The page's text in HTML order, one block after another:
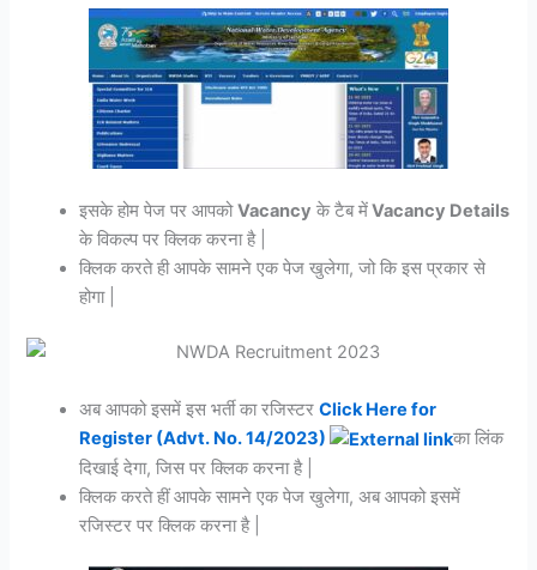
इसके होम पेज पर आपकोVacancy के टैब मेंVacancy Details
के विकल्प पर क्लिक करना है |
क्लिक करते ही आपके सामने एक पेज खुलेगा, जो कि इस प्रकार से
होगा |
अब आपको इसमें इस भर्ती का रजिस्टरClick Here for
Register (Advt. No. 14/2023)
का लिंक
दिखाई देगा, जिस पर क्लिक करना है |
क्लिक करते हीं आपके सामने एक पेज खुलेगा, अब आपको इसमें
रजिस्टर पर क्लिक करना है |